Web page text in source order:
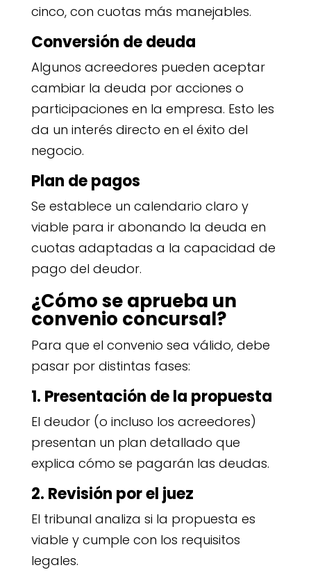
cinco, con cuotas más manejables.
Conversión de deuda
Algunos acreedores pueden aceptar
cambiar la deuda por acciones o
participaciones en la empresa. Esto les
da un interés directo en el éxito del
negocio.
Plan de pagos
Se establece un calendario claro y
viable para ir abonando la deuda en
cuotas adaptadas a la capacidad de
pago del deudor.
¿Cómo se aprueba un
convenio concursal?
Para que el convenio sea válido, debe
pasar por distintas fases:
1. Presentación de la propuesta
El deudor (o incluso los acreedores)
presentan un plan detallado que
explica cómo se pagarán las deudas.
2. Revisión por el juez
El tribunal analiza si la propuesta es
viable y cumple con los requisitos
legales.